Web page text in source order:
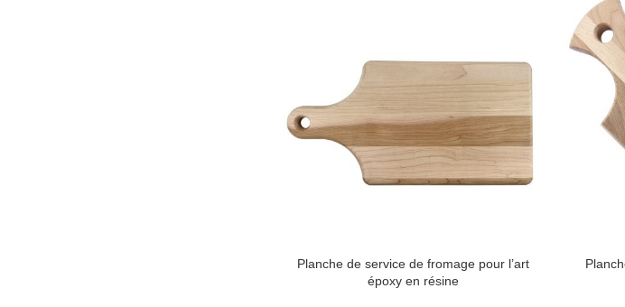
Planche de service de fromage pour l’art
époxy en résine